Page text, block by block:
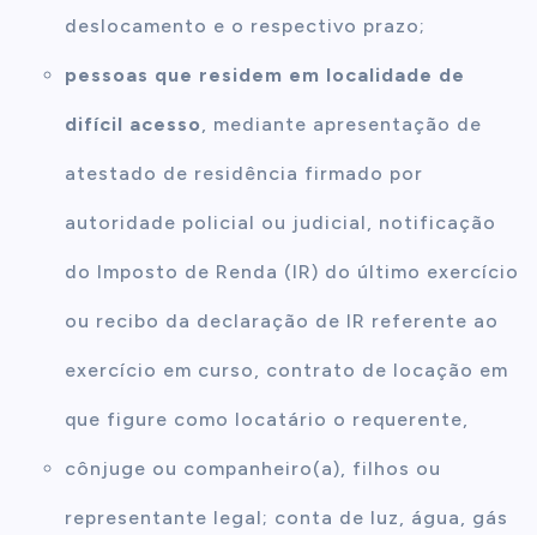
deslocamento e o respectivo prazo;
pessoas que residem em localidade de
difícil acesso, mediante apresentação de
atestado de residência firmado por
autoridade policial ou judicial, notificação
do Imposto de Renda (IR) do último exercício
ou recibo da declaração de IR referente ao
exercício em curso, contrato de locação em
que figure como locatário o requerente,
cônjuge ou companheiro(a), filhos ou
representante legal; conta de luz, água, gás